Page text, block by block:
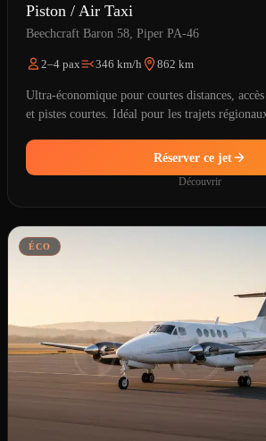
Piston / Air Taxi
Beechcraft Baron 58, Piper PA-46
2–4 pax 346 km/h 862 km
Ultra-économique pour courtes distances,
et pistes courtes. Idéal pour les trajets
Réserver ce jet
Découvrir
ÉCO